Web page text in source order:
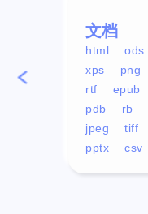
文档
html ods
xps
png
rtf
epub
pdb
rb
jpeg
tiff
pptx
csv